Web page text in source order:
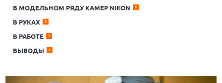
В МОДЕЛЬНОМ РЯДУ КАМЕР NIKON
В РУКАХ
В РАБОТЕ
ВЫВОДЫ